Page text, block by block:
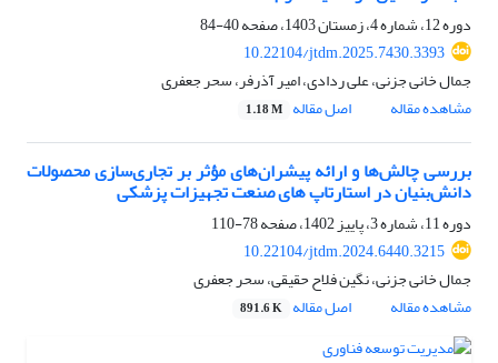
دوره 12، شماره 4، زمستان 1403، صفحه
40-84
10.22104/jtdm.2025.7430.3393
جمال خانی جزنی، علی ردادی، امیر آذرفر، سحر جعفری
مشاهده مقاله
اصل مقاله 1.18 M
بررسی چالش‌ها و ارائه پیشران‌های مؤثر بر تجاری‌سازی محصولات
دانش‌بنیان در استارتاپ های صنعت تجهیزات پزشکی
دوره 11، شماره 3، پاییز 1402، صفحه
78-110
10.22104/jtdm.2024.6440.3215
جمال خانی جزنی، نگین فلاح حقیقی، سحر جعفری
مشاهده مقاله
اصل مقاله 891.6 K